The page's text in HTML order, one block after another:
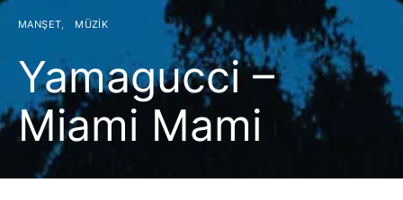
MANŞET MÜZIK
Yamagucci –
Miami Mami